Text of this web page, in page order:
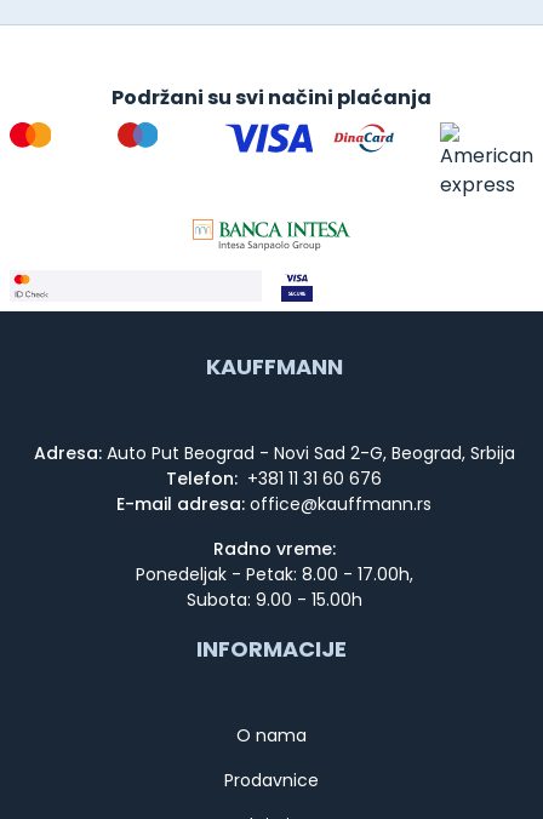
Podržani su svi načini plaćanja
KAUFFMANN
Adresa:Auto Put Beograd - Novi Sad 2-G, Beograd, Srbija
Telefon: +381 11 31 60 676
E-mail adresa:
Radno vreme:
Ponedeljak - Petak: 8.00 - 17.00h,
Subota: 9.00 - 15.00h
INFORMACIJE
O nama
Prodavnice